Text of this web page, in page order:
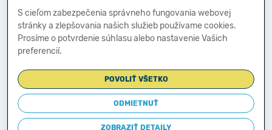
S.
Prevod podielov na
výsledku
hospodárenia
60
****
Výsledok
hospodárenia za
účtovné obdobie po
zdanení (+/-) (r. 56
61 3 020 991
S cieľom zabezpečenia správneho fungovania webovej
stránky a zlepšovania našich služieb používame cookies.
Prosíme o potvrdenie súhlasu alebo nastavenie Vašich
preferencií.
POVOLIŤ VŠETKO
ODMIETNUŤ
ZOBRAZIŤ DETAILY